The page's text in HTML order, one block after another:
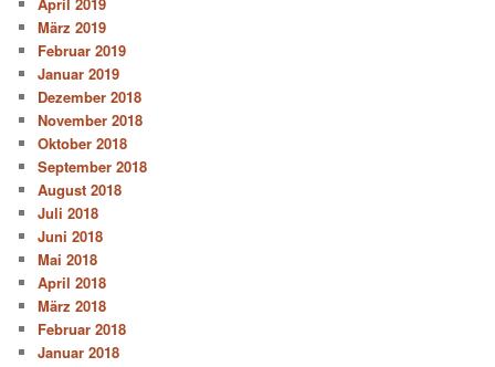
März 2019
Februar 2019
Januar 2019
Dezember 2018
November 2018
Oktober 2018
September 2018
August 2018
Juli 2018
Juni 2018
Mai 2018
April 2018
März 2018
Februar 2018
Januar 2018